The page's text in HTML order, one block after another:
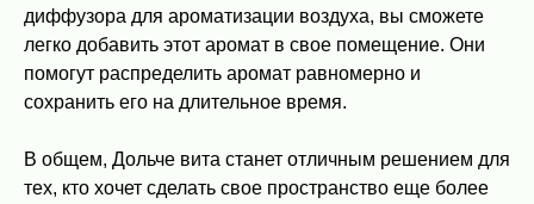
диффузора для ароматизации воздуха, вы сможете
легко добавить этот аромат в свое помещение. Они
помогут распределить аромат равномерно и
сохранить его на длительное время.
В общем, Дольче вита станет отличным решением для
тех, кто хочет сделать свое пространство еще более